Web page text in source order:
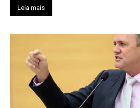
Leia mais